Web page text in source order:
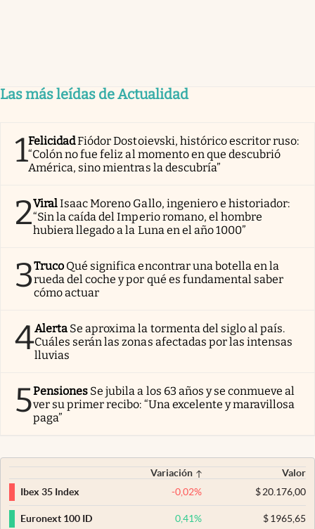
Las más leídas de Actualidad
1FelicidadFiódor Dostoievski, histórico escritor ruso:
“Colón no fue feliz al momento en que descubrió
América, sino mientras la descubría”
2ViralIsaac Moreno Gallo, ingeniero e historiador:
“Sin la caída del Imperio romano, el hombre
hubiera llegado a la Luna en el año 1000”
3Truco Qué significa encontrar una botella en la
rueda del coche y por qué es fundamental saber
cómo actuar
4Alerta Se aproxima la tormenta del siglo al país.
Cuáles serán las zonas afectadas por las intensas
lluvias
5Pensiones Se jubila a los 63 años y se conmueve al
ver su primer recibo: “Una excelente y maravillosa
paga”
Variación
Valor
Ibex 35 Index
-0,02% $20.176,00
Euronext 100 ID 0,41% $1965,65